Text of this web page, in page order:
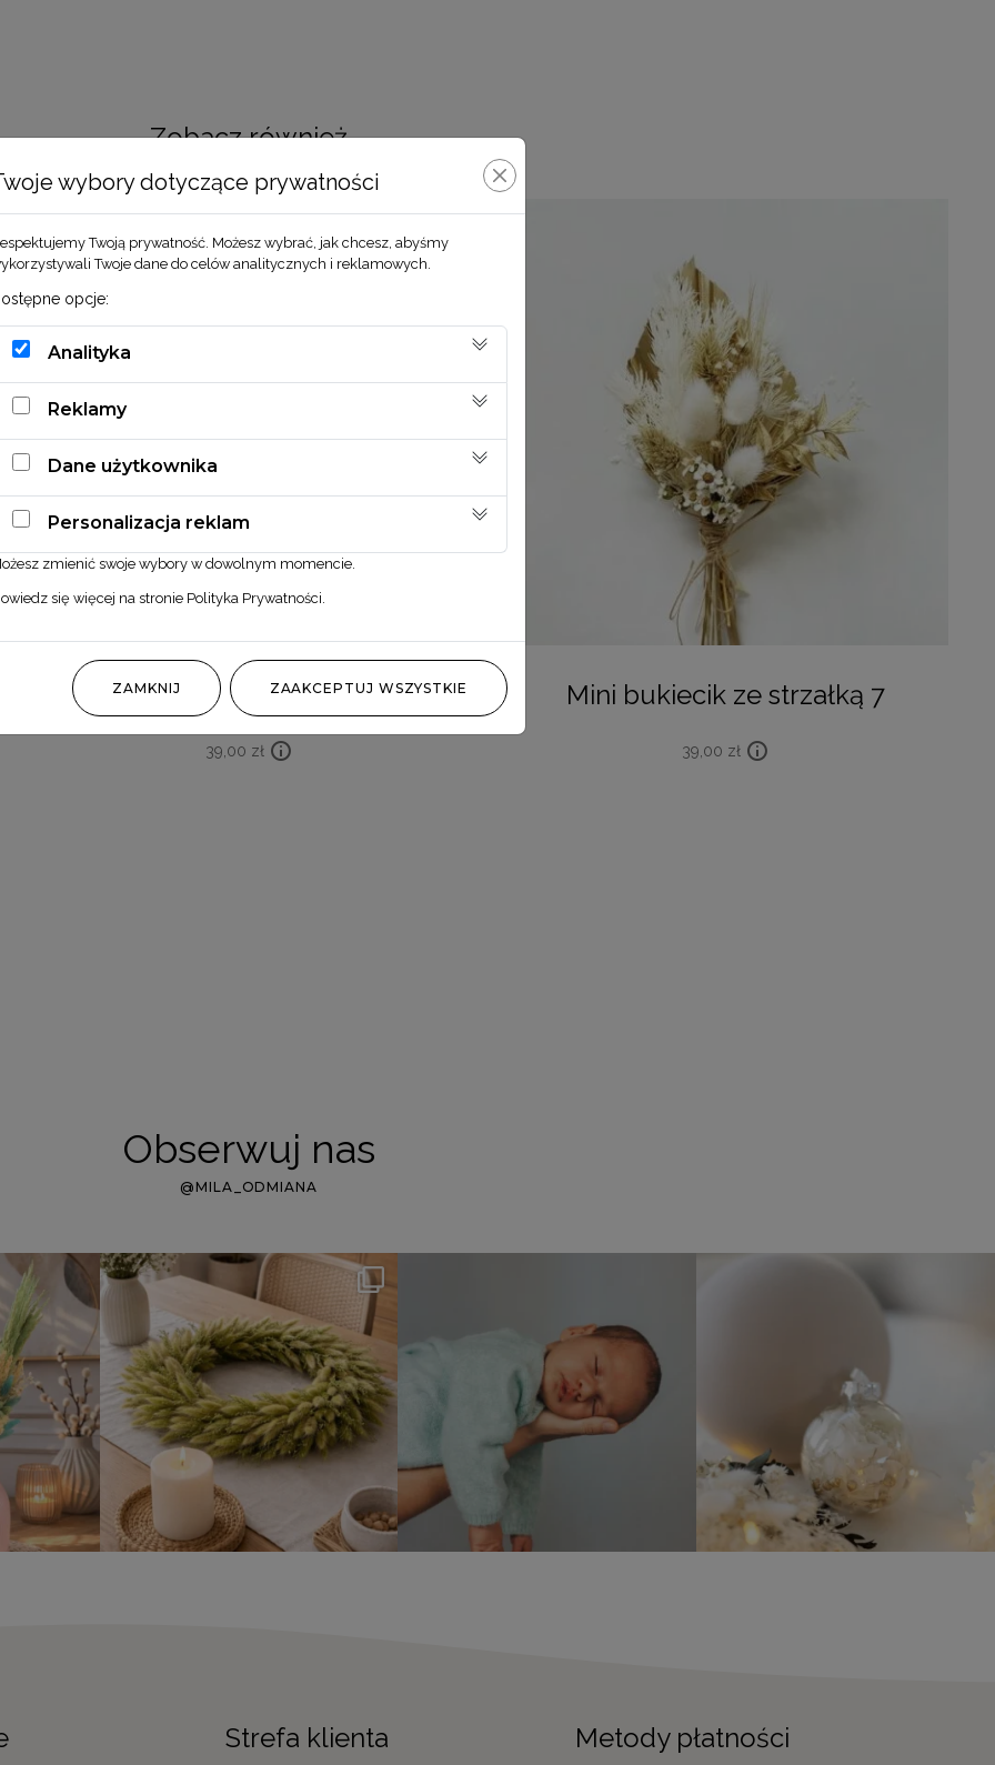
Zobacz również
Mini bukiecik ze strzałką 13
39,00 zł
Mini bukiecik ze strzałką 7
39,00 zł
Obserwuj nas
@MILA_ODMIANA
Strefa klienta Metody płatności
wybory dotyczące prywatności
Twoją prywatność. Możesz wybrać, jak chcesz, abyśmy
Twoje dane do celów analitycznych i reklamowych.
opcje:
Analityka
Reklamy
Dane użytkownika
Personalizacja reklam
zmienić swoje wybory w dowolnym momencie.
się więcej na stronie Polityka Prywatności.
ZAMKNIJ ZAAKCEPTUJ WSZYSTKIE